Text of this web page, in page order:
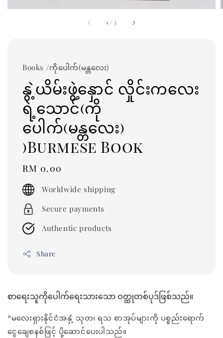
1 / 3
Books /ကိုပေါက်(မန္တလေး)
နွဲ့ယိမ်းဖွဲ့နှောင် လှိုင်းကလေး
ရဲ့သောင်(ကို
ပေါက်(မန္တလေး)
)Burmese Book
Regular
price
RM 0.00
Worldwide shipping
Secure payments
Authentic products
Share
စာရေးသူကိုပေါက်ရေးသားသော ဝတ္ထုတစ်ပုဒ်ဖြစ်သည်။
*မလေးရှားနိုင်ငံအနှံ့ သုတ၊ ရသ စာအုပ်များကို ပစ္စည်းရောက်
ငွေချေစနစ်ဖြင့် ပို့ဆောင်ပေးပါသည်။